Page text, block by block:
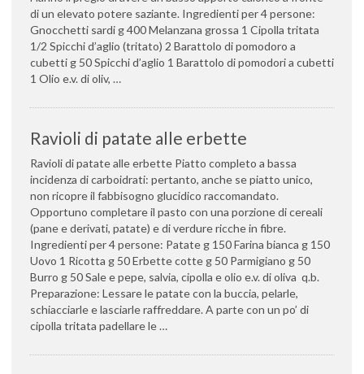
di un elevato potere saziante. Ingredienti per 4 persone:
Gnocchetti sardi g 400 Melanzana grossa 1 Cipolla tritata
1/2 Spicchi d’aglio (tritato) 2 Barattolo di pomodoro a
cubetti g 50 Spicchi d’aglio 1 Barattolo di pomodori a cubetti
1 Olio e.v. di oliv, …
Ravioli di patate alle erbette
Ravioli di patate alle erbette Piatto completo a bassa
incidenza di carboidrati: pertanto, anche se piatto unico,
non ricopre il fabbisogno glucidico raccomandato.
Opportuno completare il pasto con una porzione di cereali
(pane e derivati, patate) e di verdure ricche in fibre.
Ingredienti per 4 persone: Patate g 150 Farina bianca g 150
Uovo 1 Ricotta g 50 Erbette cotte g 50 Parmigiano g 50
Burro g 50 Sale e pepe, salvia, cipolla e olio e.v. di oliva q.b.
Preparazione: Lessare le patate con la buccia, pelarle,
schiacciarle e lasciarle raffreddare. A parte con un po’ di
cipolla tritata padellare le …